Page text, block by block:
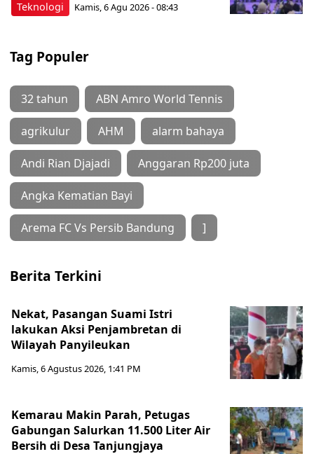
Teknologi Kamis, 6 Agu 2026 - 08:43
Tag Populer
32 tahun ABN Amro World Tennis
agrikulur AHM alarm bahaya
Andi Rian Djajadi Anggaran Rp200 juta
Angka Kematian Bayi
Arema FC Vs Persib Bandung ]
Berita Terkini
Nekat, Pasangan Suami Istri
lakukan Aksi Penjambretan di
Wilayah Panyileukan
Kamis, 6 Agustus 2026, 1:41 PM
Kemarau Makin Parah, Petugas
Gabungan Salurkan 11.500 Liter Air
Bersih di Desa Tanjungjaya